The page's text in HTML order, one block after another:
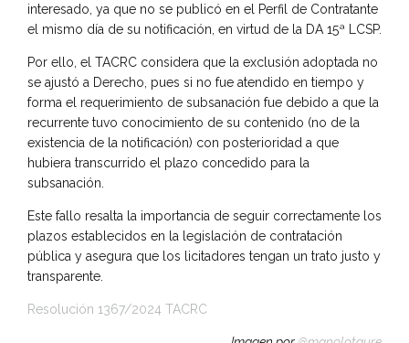
interesado, ya que no se publicó en el Perfil de Contratante
el mismo día de su notificación, en virtud de la DA 15ª LCSP.
Por ello, el TACRC considera que la exclusión adoptada no
se ajustó a Derecho, pues si no fue atendido en tiempo y
forma el requerimiento de subsanación fue debido a que la
recurrente tuvo conocimiento de su contenido (no de la
existencia de la notificación) con posterioridad a que
hubiera transcurrido el plazo concedido para la
subsanación.
Este fallo resalta la importancia de seguir correctamente los
plazos establecidos en la legislación de contratación
pública y asegura que los licitadores tengan un trato justo y
transparente.
Resolución 1367/2024 TACRC